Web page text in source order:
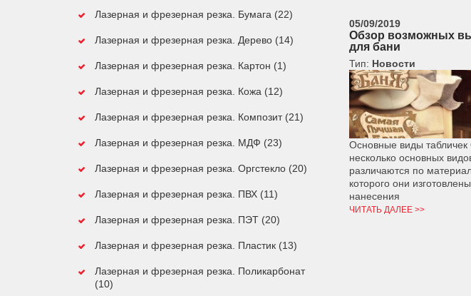
Лазерная и фрезерная резка. Бумага (22)
Лазерная и фрезерная резка. Дерево (14)
Лазерная и фрезерная резка. Картон (1)
Лазерная и фрезерная резка. Кожа (12)
Лазерная и фрезерная резка. Композит (21)
Лазерная и фрезерная резка. МДФ (23)
Лазерная и фрезерная резка. Оргстекло (20)
Лазерная и фрезерная резка. ПВХ (11)
Лазерная и фрезерная резка. ПЭТ (20)
Лазерная и фрезерная резка. Пластик (13)
Лазерная и фрезерная резка. Поликарбонат
(10)
05/09/2019
Обзор возможных
для бани
Тип: Новости
Основные виды табличек
несколько основных
различаются по
которого они
нанесения
ЧИТАТЬ ДАЛЕЕ >>